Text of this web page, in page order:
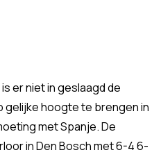
er niet in geslaagd de
hoogte te brengen in
met Spanje. De
in Den Bosch met 6-4 6-